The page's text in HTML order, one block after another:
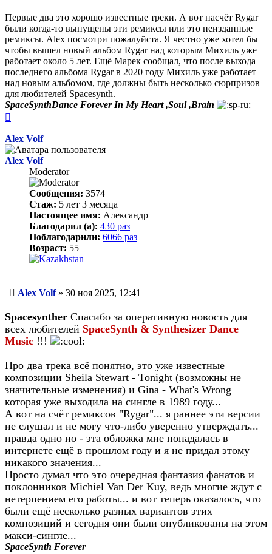
Первые два это хорошо известные треки. А вот насчёт Rygar
были когда-то выпущены эти ремиксы или это неизданные
ремиксы. Alex посмотри пожалуйста. Я честно уже хотел бы
чтобы вышел новый альбом Rygar над которым Михиль уже
работает около 5 лет. Ещё Марек сообщал, что после выхода
последнего альбома Rygar в 2020 году Михиль уже работает
над новым альбомом, где должны быть несколько сюрпризов
для любителей Spacesynth.
SpaceSynthDance Forever In My Heart ,Soul ,Brain
началу
Alex Volf
Alex Volf
Moderator
Сообщения: 3574
Стаж: 5 лет 3 месяца
Настоящее имя: Александр
Благодарил (а): 430 раз
Поблагодарили: 6066 раз
Возраст: 55
Сообщение
Alex Volf» 30 ноя 2025, 12:41
Spacesynther Спасибо за оперативную новость для
всех любителей SpaceSynth & Synthesizer Dance
Music !!!
Про два трека всё понятно, это уже известные
композиции Sheila Stewart - Tonight (возможны не
значительные изменения) и Gina - What's Wrong
которая уже выходила на сингле в 1989 году...
А вот на счёт ремиксов "Rygar"... я раннее эти версии
не слушал и не могу что-либо уверенно утверждать...
правда одно но - эта обложка мне попадалась в
интернете ещё в прошлом году и я не придал этому
никакого значения...
Просто думал что это очередная фантазия фанатов и
поклонников Michiel Van Der Kuy, ведь многие ждут с
нетерпением его работы... и вот теперь оказалось, что
были ещё несколько разных вариантов этих
композиций и сегодня они были опубликованы на этом
макси-сингле...
SpaceSynth Forever